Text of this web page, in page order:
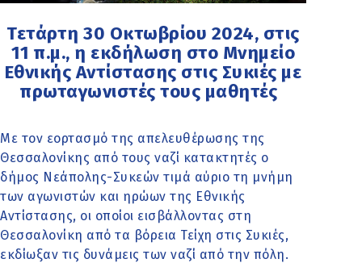
Τετάρτη 30 Οκτωβρίου 2024, στις
11 π.μ., η εκδήλωση στο Μνημείο
Εθνικής Αντίστασης στις Συκιές με
πρωταγωνιστές τους μαθητές
Με τον εορτασμό της απελευθέρωσης της
Θεσσαλονίκης από τους ναζί κατακτητές ο
δήμος Νεάπολης-Συκεών τιμά αύριο τη μνήμη
των αγωνιστών και ηρώων της Εθνικής
Αντίστασης, οι οποίοι εισβάλλοντας στη
Θεσσαλονίκη από τα βόρεια Τείχη στις Συκιές,
εκδίωξαν τις δυνάμεις των ναζί από την πόλη.